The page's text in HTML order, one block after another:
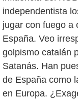
independentista
jugar con fuego a
España. Veo
golpismo catalán
Satanás. Han
de España como
en Europa.